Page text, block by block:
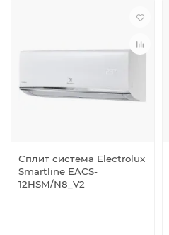
Сплит система Electrolux
Smartline EACS-
12HSM/N8_V2